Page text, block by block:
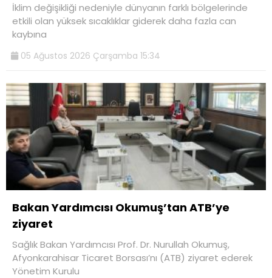
İklim değişikliği nedeniyle dünyanın farklı bölgelerinde
etkili olan yüksek sıcaklıklar giderek daha fazla can
kaybına
05 Ağustos 2026 Çarşamba 15:34
Bakan Yardımcısı Okumuş’tan ATB’ye
ziyaret
Sağlık Bakan Yardımcısı Prof. Dr. Nurullah Okumuş,
Afyonkarahisar Ticaret Borsası’nı (ATB) ziyaret ederek
Yönetim Kurulu